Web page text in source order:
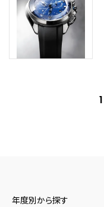
1
年度別から探す